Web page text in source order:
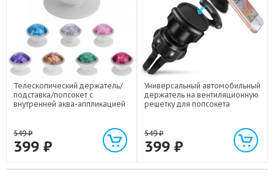
Телескопический держатель/
подставка/попсокет с
внутренней аква-аппликацией
549₽
399 ₽
Универсальный автомобильный
держатель на вентиляционную
решетку для попсокета
549₽
399 ₽